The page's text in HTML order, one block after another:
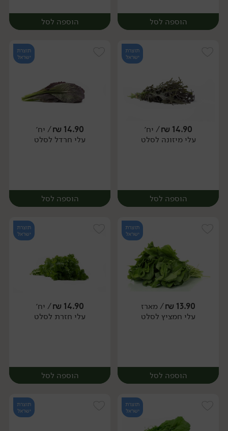
הוספה לסל
יח׳
הוספה לסל
יח׳
תוצרת
ישראל
14.90
₪/ יח׳
עלי מיזונה לסלט
הוספה לסל
יח׳
תוצרת
ישראל
14.90
₪/ יח׳
עלי חרדל לסלט
הוספה לסל
יח׳
תוצרת
ישראל
13.90
₪/ מארז
עלי חמציץ לסלט
הוספה לסל
תוצרת
ישראל
14.90
₪/ יח׳
עלי חזרת לסלט
הוספה לסל
תוצרת
ישראל
תוצרת
ישראל